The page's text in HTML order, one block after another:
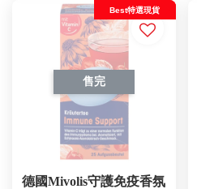
售完
Best特選現貨
德國Mivolis守護免疫香氛